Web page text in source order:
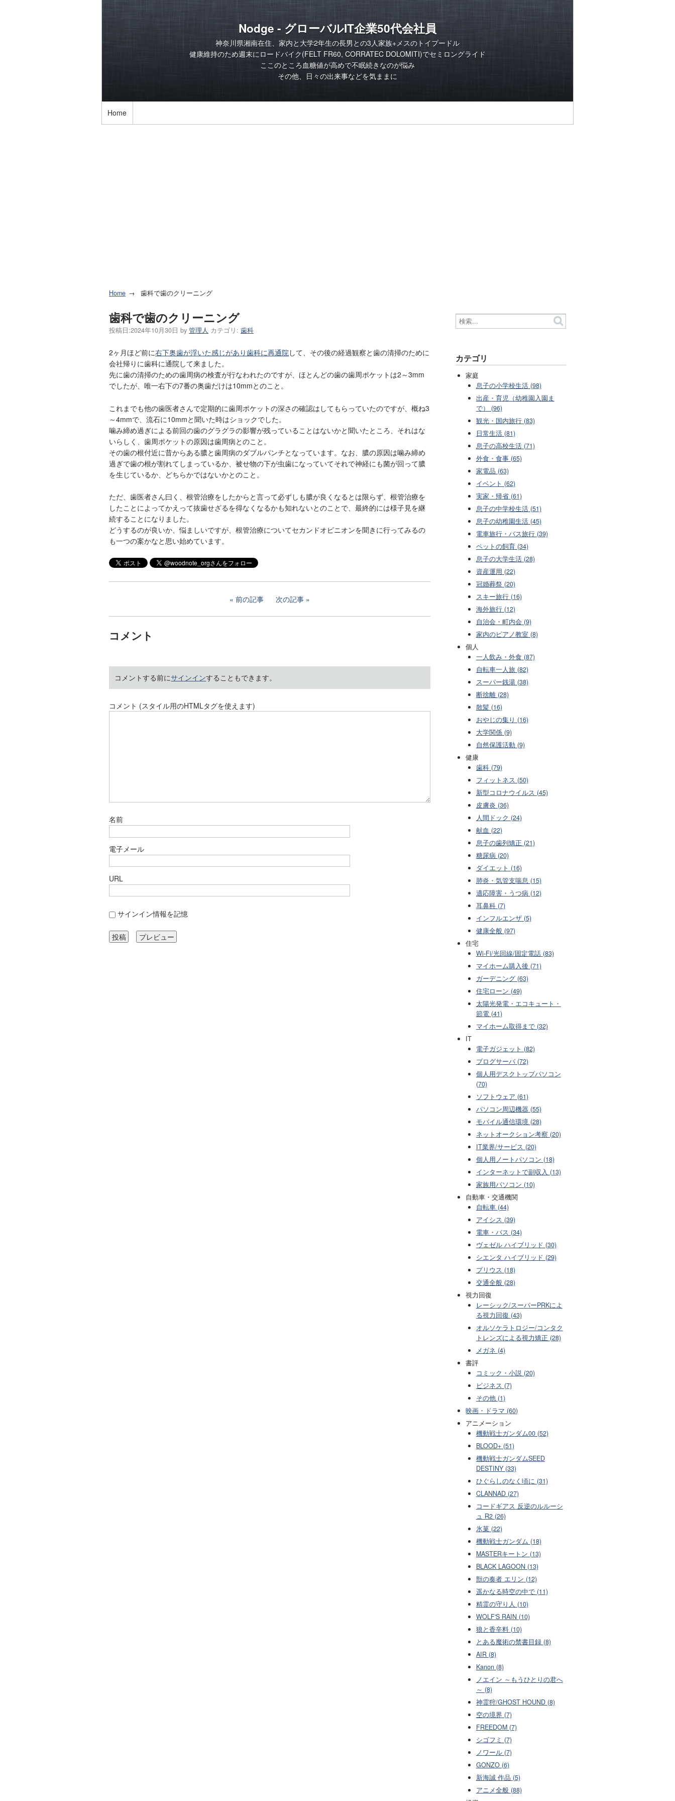
Nodge - グローバルIT企業50代会社員
神奈川県湘南在住、家内と大学2年生の長男との3人家族+メスのトイプードル
健康維持のため週末にロードバイク(FELT FR60, CORRATEC DOLOMITI)でセミロングライド
ここのところ血糖値が高めで不眠続きなのが悩み
その他、日々の出来事などを気ままに
Home
Home 歯科で歯のクリーニング
歯科で歯のクリーニング
投稿日:2024年10月30日 by 管理人 カテゴリ: 歯科
2ヶ月ほど前に右下奥歯が浮いた感じがあり歯科に再通院 して、その後の経過観察と歯の清掃のために
会社帰りに歯科に通院して来ました。
先に歯の清掃のための歯周病の検査が行なわれたのですが、ほとんどの歯の歯周ポケットは2～3mm
でしたが、唯一右下の7番の奥歯だけは10mmとのこと。
これまでも他の歯医者さんで定期的に歯周ポケットの深さの確認はしてもらっていたのですが、概ね3
～4mmで、流石に10mmと聞いた時はショックでした。
噛み締め過ぎによる前回の歯のグラグラの影響が残っていることはないかと聞いたところ、それはな
いらしく、歯周ポケットの原因は歯周病とのこと。
その歯の根付近に昔からある膿と歯周病のダブルパンチとなっています。なお、膿の原因は噛み締め
過ぎで歯の根が割れてしまっているか、被せ物の下が虫歯になっていてそれで神経にも菌が回って膿
を生じているか、どちらかではないかとのこと。
ただ、歯医者さん曰く、根管治療をしたからと言って必ずしも膿が良くなるとは限らず、根管治療を
したことによってかえって抜歯せざるを得なくなるかも知れないとのことで、最終的には様子見を継
続することになりました。
どうするのが良いか、悩ましいですが、根管治療についてセカンドオピニオンを聞きに行ってみるの
も一つの案かなと思い始めています。
前の記事 次の記事
コメント
コメントする前にサインインすることもできます。
コメント (スタイル用のHTMLタグを使えます)
名前
電子メール
URL
サインイン情報を記憶
カテゴリ
家庭
息子の小学校生活 (98)
出産・育児（幼稚園入園ま
で） (96)
観光・国内旅行 (83)
日常生活 (81)
息子の高校生活 (71)
外食・食事 (65)
家電品 (63)
イベント (62)
実家・帰省 (61)
息子の中学校生活 (51)
息子の幼稚園生活 (45)
電車旅行・バス旅行 (39)
ペットの飼育 (34)
息子の大学生活 (28)
資産運用 (22)
冠婚葬祭 (20)
スキー旅行 (16)
海外旅行 (12)
自治会・町内会 (9)
家内のピアノ教室 (8)
個人
一人飲み・外食 (87)
自転車一人旅 (82)
スーパー銭湯 (38)
断捨離 (28)
散髪 (16)
おやじの集り (16)
大学関係 (9)
自然保護活動 (9)
健康
歯科 (79)
フィットネス (50)
新型コロナウイルス (45)
皮膚炎 (36)
人間ドック (24)
献血 (22)
息子の歯列矯正 (21)
糖尿病 (20)
ダイエット (16)
肺炎・気管支喘息 (15)
適応障害・うつ病 (12)
耳鼻科 (7)
インフルエンザ (5)
健康全般 (97)
住宅
Wi-Fi/光回線/固定電話 (83)
マイホーム購入後 (71)
ガーデニング (63)
住宅ローン (49)
太陽光発電・エコキュート・
節電 (41)
マイホーム取得まで (32)
IT
電子ガジェット (82)
ブログサーバ (72)
個人用デスクトップパソコン
(70)
ソフトウェア (61)
パソコン周辺機器 (55)
モバイル通信環境 (28)
ネットオークション考察 (20)
IT業界/サービス (20)
個人用ノートパソコン (18)
インターネットで副収入 (13)
家族用パソコン (10)
自動車・交通機関
自転車 (44)
アイシス (39)
電車・バス (34)
ヴェゼル ハイブリッド (30)
シエンタ ハイブリッド (29)
プリウス (18)
交通全般 (28)
視力回復
レーシック/スーパーPRKによ
る視力回復 (43)
オルソケラトロジー/コンタク
トレンズによる視力矯正 (28)
メガネ (4)
書評
コミック・小説 (20)
ビジネス (7)
その他 (1)
映画・ドラマ (60)
アニメーション
機動戦士ガンダム00 (52)
BLOOD+ (51)
機動戦士ガンダムSEED
DESTINY (33)
ひぐらしのなく頃に (31)
CLANNAD (27)
コードギアス 反逆のルルーシ
ュ R2 (26)
氷菓 (22)
機動戦士ガンダム (18)
MASTERキートン (13)
BLACK LAGOON (13)
獣の奏者 エリン (12)
遥かなる時空の中で (11)
精霊の守り人 (10)
WOLF'S RAIN (10)
狼と香辛料 (10)
とある魔術の禁書目録 (8)
AIR (8)
Kanon (8)
ノエイン ～もうひとりの君へ
～ (8)
神霊狩/GHOST HOUND (8)
空の境界 (7)
FREEDOM (7)
シゴフミ (7)
ノワール (7)
GONZO (6)
新海誠 作品 (5)
アニメ全般 (88)